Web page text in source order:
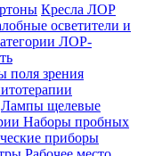
Кресла ЛОР
осветители и
ЛОР-
поля зрения
Лампы щелевые
Наборы пробных
приборы